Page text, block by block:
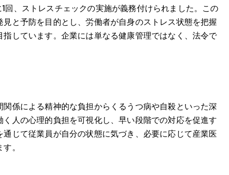
回、ストレスチェックの実施が義務付けられました。この
と予防を目的とし、労働者が自身のストレス状態を把握
しています。企業には単なる健康管理ではなく、法令で
係による精神的な負担からくるうつ病や自殺といった深
人の心理的負担を可視化し、早い段階での対応を促進す
じて従業員が自分の状態に気づき、必要に応じて産業医
。